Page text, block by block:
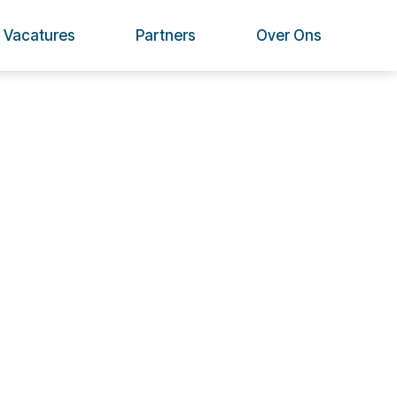
Vacatures Partners Over Ons